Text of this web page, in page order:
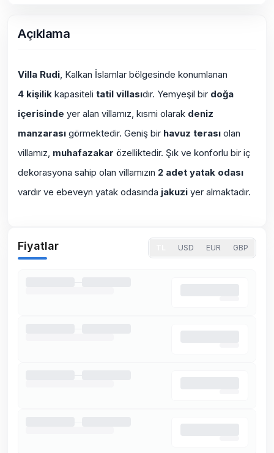
Açıklama
Villa Rudi, Kalkan İslamlar bölgesinde konumlanan
4 kişilik kapasiteli tatil villasıdır. Yemyeşil bir doğa
içerisinde yer alan villamız, kısmi olarak deniz
manzarası görmektedir. Geniş bir havuz terası olan
villamız, muhafazakar özelliktedir. Şık ve konforlu bir iç
dekorasyona sahip olan villamızın 2 adet yatak odası
vardır ve ebeveyn yatak odasında jakuzi yer almaktadır.
Fiyatlar USD EUR GBP